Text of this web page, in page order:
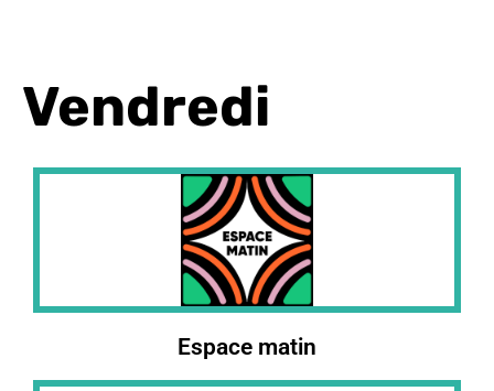
Vendredi
Espace matin